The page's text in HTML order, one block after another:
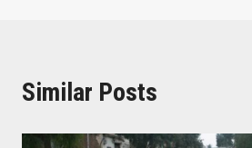
Similar Posts